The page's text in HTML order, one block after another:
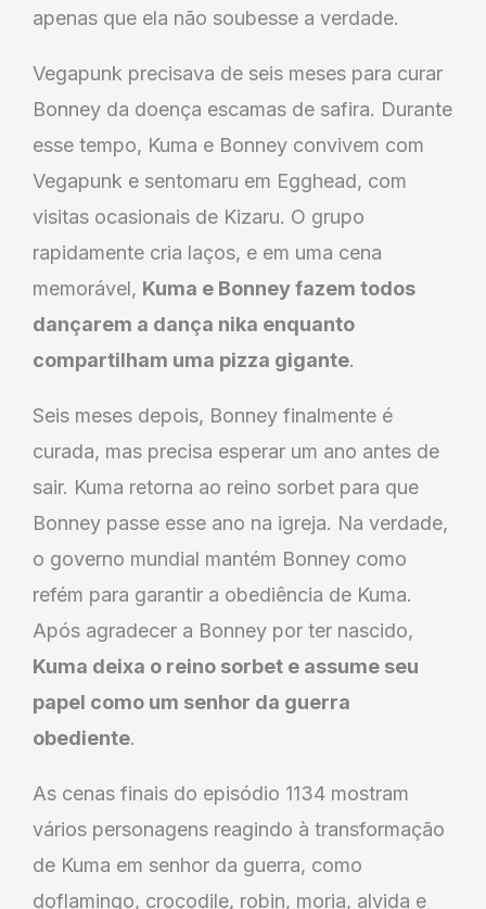
apenas que ela não soubesse a verdade.
Vegapunk precisava de seis meses para curar
Bonney da doença escamas de safira. Durante
esse tempo, Kuma e Bonney convivem com
Vegapunk e sentomaru em Egghead, com
visitas ocasionais de Kizaru. O grupo
rapidamente cria laços, e em uma cena
memorável, Kuma e Bonney fazem todos
dançarem a dança nika enquanto
compartilham uma pizza gigante.
Seis meses depois, Bonney finalmente é
curada, mas precisa esperar um ano antes de
sair. Kuma retorna ao reino sorbet para que
Bonney passe esse ano na igreja. Na verdade,
o governo mundial mantém Bonney como
refém para garantir a obediência de Kuma.
Após agradecer a Bonney por ter nascido,
Kuma deixa o reino sorbet e assume seu
papel como um senhor da guerra
obediente.
As cenas finais do episódio 1134 mostram
vários personagens reagindo à transformação
de Kuma em senhor da guerra, como
doflamingo, crocodile, robin, moria, alvida e